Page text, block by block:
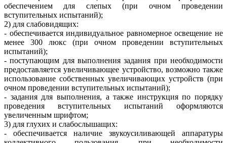
обеспечением для слепых (при очном проведении
вступительных испытаний);
2) для слабовидящих:
- обеспечивается индивидуальное равномерное освещение не
менее 300 люкс (при очном проведении вступительных
испытаний);
- поступающим для выполнения задания при необходимости
предоставляется увеличивающее устройство, возможно также
использование собственных увеличивающих устройств (при
очном проведении вступительных испытаний);
- задания для выполнения, а также инструкция по порядку
проведения вступительных испытаний оформляются
увеличенным шрифтом;
3) для глухих и слабослышащих:
- обеспечивается наличие звукоусиливающей аппаратуры